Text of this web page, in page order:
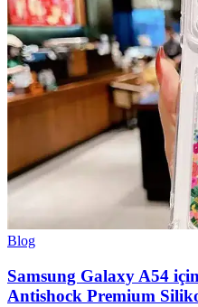
Blog
Samsung Galaxy A54
Antishock Premium